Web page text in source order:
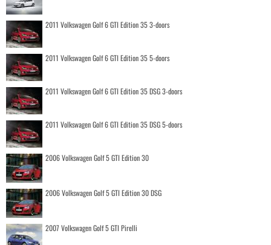
2011 Volkswagen Golf 6 GTI Edition 35 3-doors
2011 Volkswagen Golf 6 GTI Edition 35 5-doors
2011 Volkswagen Golf 6 GTI Edition 35 DSG 3-doors
2011 Volkswagen Golf 6 GTI Edition 35 DSG 5-doors
2006 Volkswagen Golf 5 GTI Edition 30
2006 Volkswagen Golf 5 GTI Edition 30 DSG
2007 Volkswagen Golf 5 GTI Pirelli